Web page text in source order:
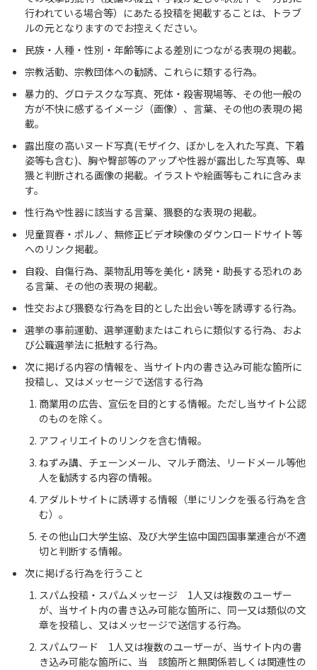
行われている場合等）にあたる投稿を掲載することは、トラブ
ルの元となりますのでお控えください。
民族・人種・性別・年齢等による差別につながる表現の掲載。
宗教活動、宗教団体への勧誘、これらに類する行為。
暴力的、グロテスクな写真、死体・殺害現場等、その他一般の
方が不快に感ずるイメージ（画像）、言葉、その他の表現の掲
載。
露出度の高いヌード写真(モザイク、ぼかしを入れた写真、下着
姿等も含む)、胸や臀部等のアップや性器が露出した写真等、卑
猥と判断される画像の掲載。イラストや絵画等もこれに含みま
す。
性行為や性器に該当する言葉、猥褻的な表現の掲載。
児童買春・ポルノ、無修正ビデオ映像のダウンロードサイト等
へのリンク掲載。
自殺、自傷行為、薬物乱用等を美化・誘発・助長する恐れのあ
る言葉、その他の表現の掲載。
性交および猥褻な行為を目的とした出会い等を誘導する行為。
選挙の事前運動、選挙運動またはこれらに類似する行為、およ
び公職選挙法に抵触する行為。
次に掲げる内容の情報を、当サイト内の書き込み可能な箇所に
投稿し、又はメッセージで送信する行為
商業用の広告、宣伝を目的とする情報。ただし当サイト公認
のものを除く。
アフィリエイトのリンクを含む情報。
ねずみ講、チェーンメール、マルチ商法、リードメール等他
人を勧誘する内容の情報。
アダルトサイトに誘導する情報（単にリンクを張る行為を含
む）。
その他山口大学生協、及び大学生協中国四国事業連合が不適
切と判断する情報。
次に掲げる行為を行うこと
スパム投稿・スパムメッセージ 1人又は複数のユーザー
が、当サイト内の書き込み可能な箇所に、同一又は類似の文
章を投稿し、又はメッセージで送信する行為。
スパムワード 1人又は複数のユーザーが、当サイト内の書
き込み可能な箇所に、当 該箇所と無関係若しくは関連性の